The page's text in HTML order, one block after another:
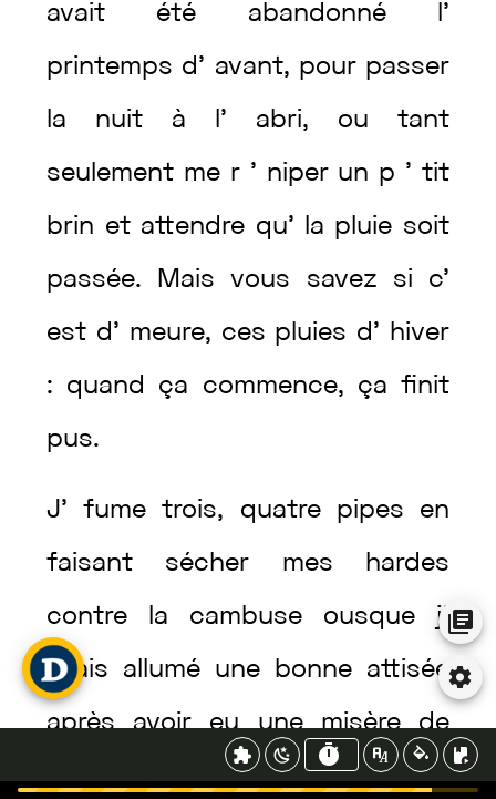
avait été abandonné l’
printemps d’ avant, pour passer
la nuit à l’ abri, ou tant
seulement me r ’ niper un p ’ tit
brin et attendre qu’ la pluie soit
passée. Maisvous savez si c’
est d’ meure, ces pluies d’ hiver
: quand ça commence, ça finit
pus.
J’fumetrois, quatre pipes en
faisant sécher mes hardes
contre la cambuse ousque j’
avais allumé une bonne attisée
aprèsavoireuunemisèrede
chevalmaigrepourtrouverdes